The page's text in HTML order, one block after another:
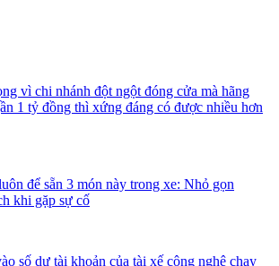
vì chi nhánh đột ngột đóng cửa mà hãng
1 tỷ đồng thì xứng đáng có được nhiều hơn
để sẵn 3 món này trong xe: Nhỏ gọn
khi gặp sự cố
số dư tài khoản của tài xế công nghệ chạy